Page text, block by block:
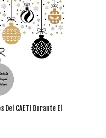
Del CAETI Durante El